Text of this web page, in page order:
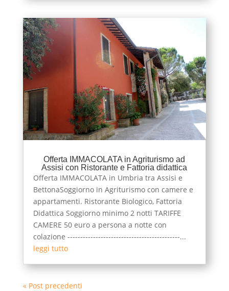
Offerta IMMACOLATA in Agriturismo ad
Assisi con Ristorante e Fattoria didattica
Offerta IMMACOLATA in Umbria tra Assisi e
BettonaSoggiorno in Agriturismo con camere e
appartamenti. Ristorante Biologico, Fattoria
Didattica Soggiorno minimo 2 notti TARIFFE
CAMERE 50 euro a persona a notte con
colazione --------------------------------------------...
leggi tutto
« Post precedenti